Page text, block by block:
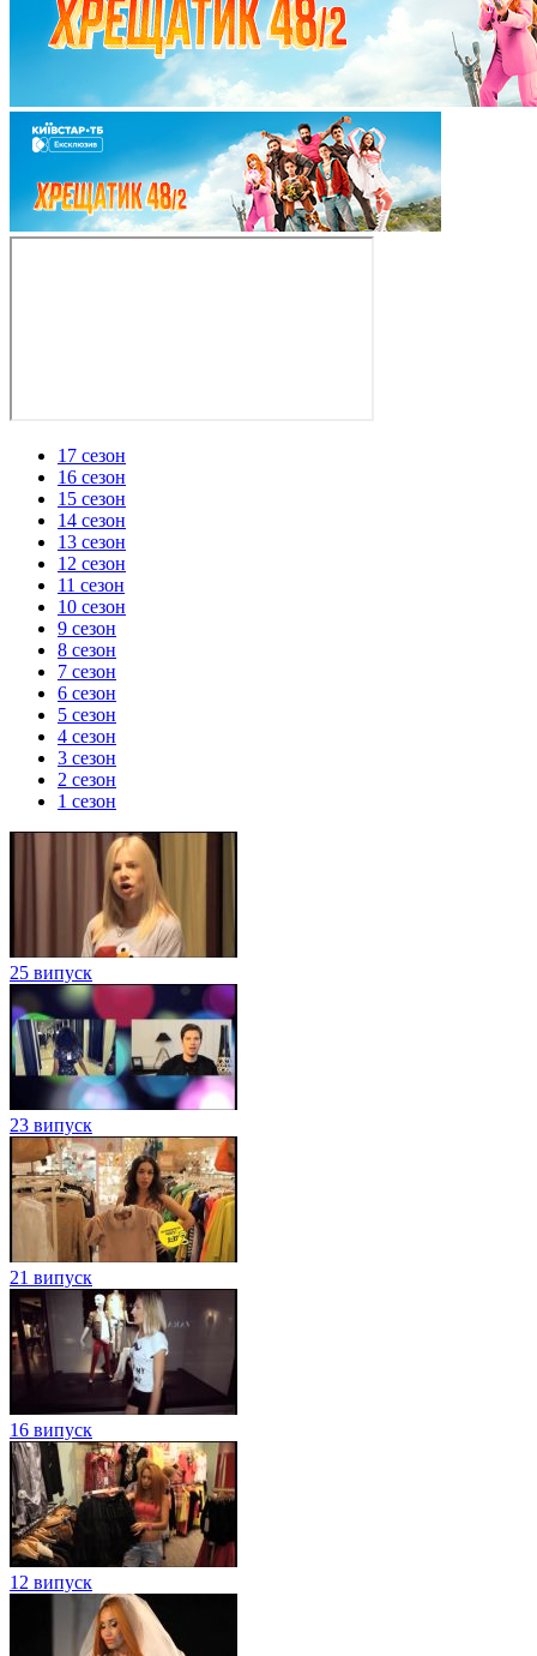
17 сезон
16 сезон
15 сезон
14 сезон
13 сезон
12 сезон
11 сезон
10 сезон
9 сезон
8 сезон
7 сезон
6 сезон
5 сезон
4 сезон
3 сезон
2 сезон
1 сезон
25 випуск
23 випуск
21 випуск
16 випуск
12 випуск